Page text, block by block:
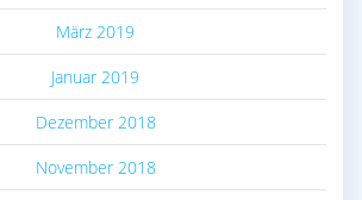
März 2019
Januar 2019
Dezember 2018
November 2018